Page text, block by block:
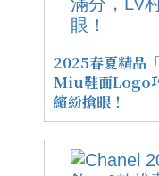
2025春夏精品
Miu鞋面Logo
繽紛搶眼！